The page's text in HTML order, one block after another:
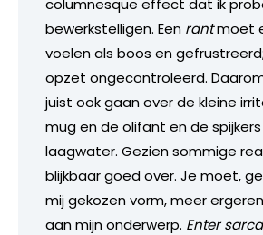
bewerkstelligen. Een rantmoet
voelen als boos en
opzet ongecontroleerd.
juist ook gaan over de kleine
mug en de olifant en de
laagwater. Gezien sommige
blijkbaar goed over. Je moet,
mij gekozen vorm, meer
aan mijn onderwerp. Enter